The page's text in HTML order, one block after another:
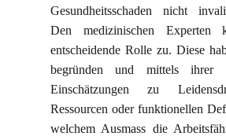
Gesundheitsschaden nicht
Den medizinischen Experten
entscheidende Rolle zu. Diese
begründen und mittels ihrer
Einschätzungen zu
Ressourcen oder funktionellen
welchem Ausmass die